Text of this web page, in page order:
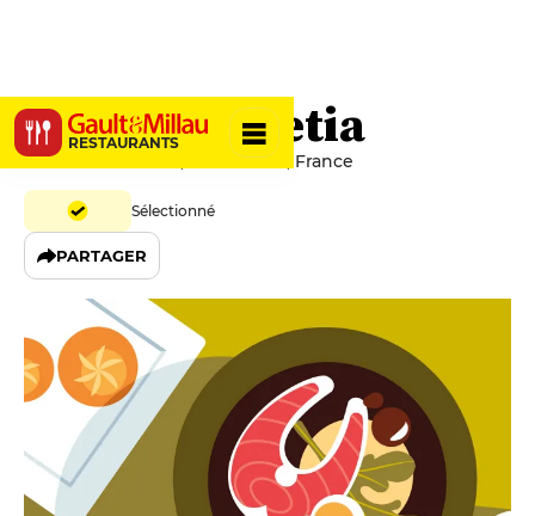
RESTAURANTS
Le Petit Lutetia
107 Rue De Sèvres, 75006 Paris, France
Sélectionné
PARTAGER